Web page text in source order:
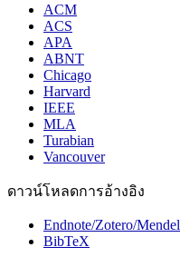
ACM
ACS
APA
ABNT
Chicago
Harvard
IEEE
MLA
Turabian
Vancouver
ดาวน์โหลดการอ้างอิง
Endnote/Zotero/
BibTeX